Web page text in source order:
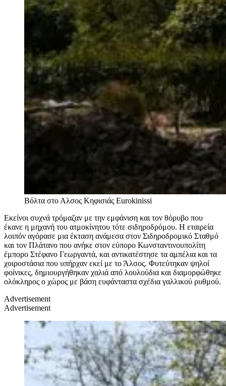
Βόλτα στο Αλσος Κηφισιάς Eurokinissi
Εκείνοι συχνά τρόμαζαν με την εμφάνιση και τον θόρυβο που
έκανε η μηχανή του ατμοκίνητου τότε σιδηροδρόμου. Η εταιρεία
λοιπόν αγόρασε μια έκταση ανάμεσα στον Σιδηροδρομικό Σταθμό
και τον Πλάτανο που ανήκε στον εύπορο Κωνσταντινουπολίτη
έμπορο Στέφανο Γεωργαντά, και αντικατέστησε τα αμπέλια και τα
χοιροστάσια που υπήρχαν εκεί με το Άλσος. Φυτεύτηκαν ψηλοί
φοίνικες, δημιουργήθηκαν χαλιά από λουλούδια και διαμορφώθηκε
ολόκληρος ο χώρος με βάση ευφάνταστα σχέδια γαλλικού ρυθμού.
Advertisement
Advertisement